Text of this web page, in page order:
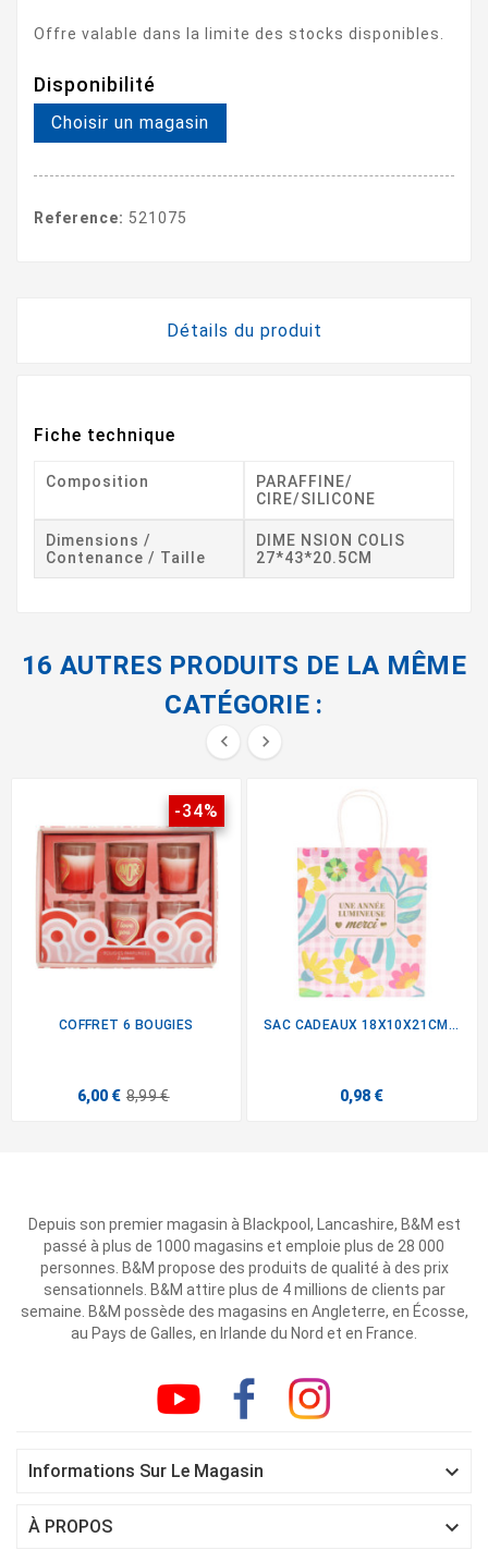
Offre valable dans la limite des stocks disponibles.
Disponibilité
Choisir un magasin
Reference: 521075
Détails du produit
Fiche technique
Composition
PARAFFINE/
CIRE/SILICONE
Dimensions /
Contenance / Taille
DIME NSION COLIS
27*43*20.5CM
16 AUTRES PRODUITS DE LA MÊME
CATÉGORIE :
 
-34%
COFFRET 6 BOUGIES
6,00 € 8,99 €
SAC CADEAUX 18X10X21CM MERCI
0,98 €
Depuis son premier magasin à Blackpool, Lancashire, B&M est
passé à plus de 1000 magasins et emploie plus de 28 000
personnes. B&M propose des produits de qualité à des prix
sensationnels. B&M attire plus de 4 millions de clients par
semaine. B&M possède des magasins en Angleterre, en Écosse,
au Pays de Galles, en Irlande du Nord et en France.
Informations Sur Le Magasin 
À PROPOS 